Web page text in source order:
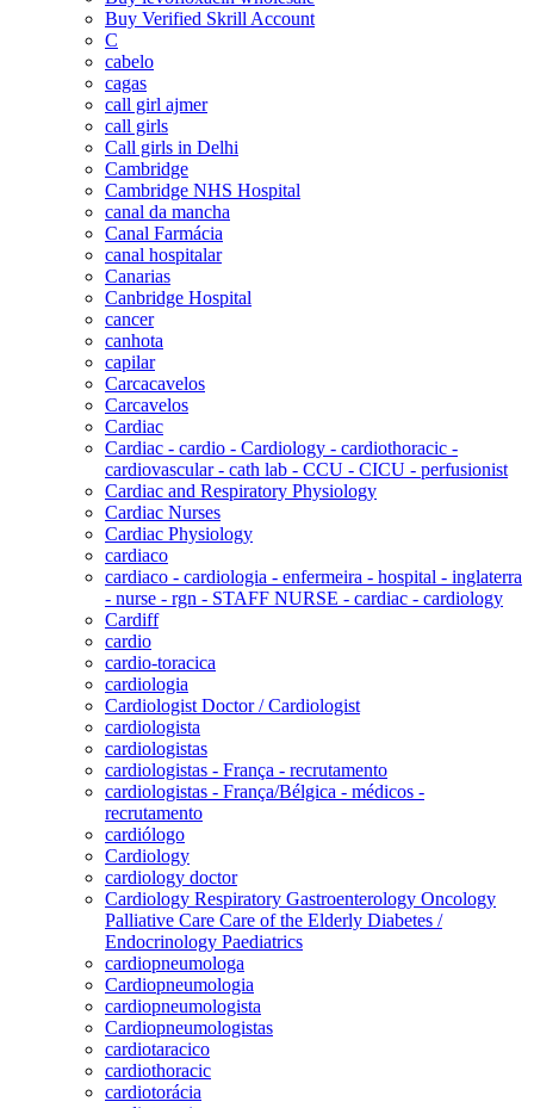
Buy Verified Skrill Account
C
cabelo
cagas
call girl ajmer
call girls
Call girls in Delhi
Cambridge
Cambridge NHS Hospital
canal da mancha
Canal Farmácia
canal hospitalar
Canarias
Canbridge Hospital
cancer
canhota
capilar
Carcacavelos
Carcavelos
Cardiac
Cardiac - cardio - Cardiology - cardiothoracic -
cardiovascular - cath lab - CCU - CICU - perfusionist
Cardiac and Respiratory Physiology
Cardiac Nurses
Cardiac Physiology
cardiaco
cardiaco - cardiologia - enfermeira - hospital - inglaterra
- nurse - rgn - STAFF NURSE - cardiac - cardiology
Cardiff
cardio
cardio-toracica
cardiologia
Cardiologist Doctor / Cardiologist
cardiologista
cardiologistas
cardiologistas - França - recrutamento
cardiologistas - França/Bélgica - médicos -
recrutamento
cardiólogo
Cardiology
cardiology doctor
Cardiology Respiratory Gastroenterology Oncology
Palliative Care Care of the Elderly Diabetes /
Endocrinology Paediatrics
cardiopneumologa
Cardiopneumologia
cardiopneumologista
Cardiopneumologistas
cardiotaracico
cardiothoracic
cardiotorácia